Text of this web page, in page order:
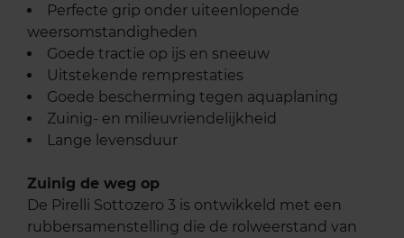
Perfecte grip onder uiteenlopende
weersomstandigheden
Goede tractie op ijs en sneeuw
Uitstekende remprestaties
Goede bescherming tegen aquaplaning
Zuinig- en milieuvriendelijkheid
Lange levensduur
Zuinig de weg op
De Pirelli Sottozero 3 is ontwikkeld met een
rubbersamenstelling die de rolweerstand van